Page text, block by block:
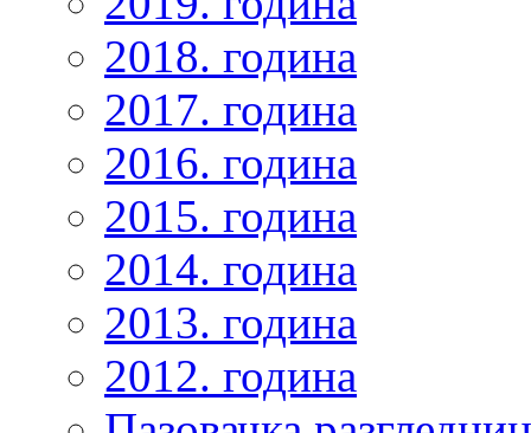
2018. година
2017. година
2016. година
2015. година
2014. година
2013. година
2012. година